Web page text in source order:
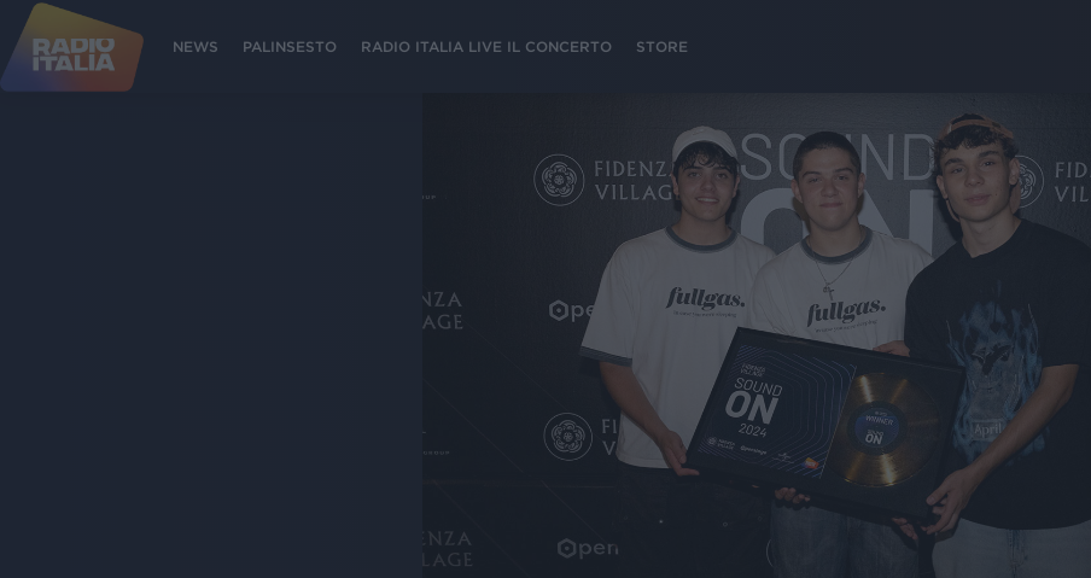
NEWS PALINSESTO RADIO ITALIA LIVE IL CONCERTO STORE